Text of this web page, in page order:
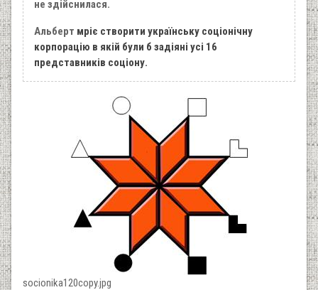
не здійснилася.
Альберт мріє створити українську соціонічну
корпорацію в якій були б задіяні усі 16
представників соціону.
socionika120copy.jpg